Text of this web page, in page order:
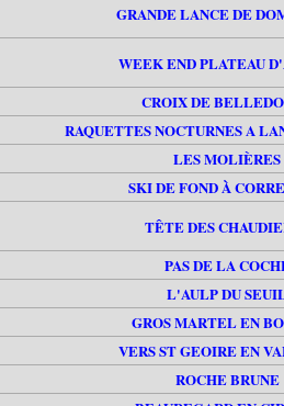
GRANDE LANCE DE
WEEK END PLATEAU
CROIX DE
RAQUETTES NOCTURNES A
LES MOLIÈRES
SKI DE FOND À
TÊTE DES
PAS DE LA
L'AULP DU
GROS MARTEL EN
VERS ST GEOIRE EN
ROCHE BRUNE